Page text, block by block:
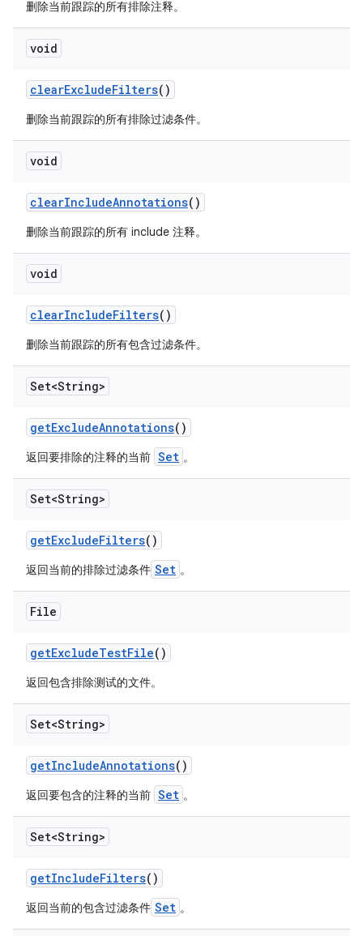
删除当前跟踪的所有排除注释。
void
clearExcludeFilters()
删除当前跟踪的所有排除过滤条件。
void
clearIncludeAnnotations()
删除当前跟踪的所有 include 注释。
void
clearIncludeFilters()
删除当前跟踪的所有包含过滤条件。
Set<String>
getExcludeAnnotations()
返回要排除的注释的当前 Set 。
Set<String>
getExcludeFilters()
返回当前的排除过滤条件 Set 。
File
getExcludeTestFile()
返回包含排除测试的文件。
Set<String>
getIncludeAnnotations()
返回要包含的注释的当前 Set 。
Set<String>
getIncludeFilters()
返回当前的包含过滤条件 Set 。